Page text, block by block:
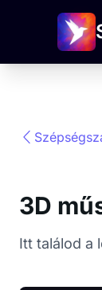
3D
Itt találod a